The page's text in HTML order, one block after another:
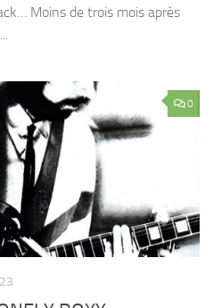
Moins de trois mois après
0